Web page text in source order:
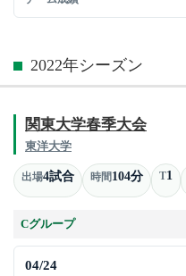
2022年シーズン
関東大学春季大会
東洋大学
出場4試合 時間104分 T1
Cグループ
04/24